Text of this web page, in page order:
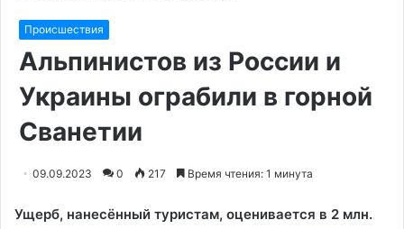
Происшествия
Альпинистов из России и
Украины ограбили в горной
Сванетии
09.09.2023 0 217 Время чтения: 1 минута
Ущерб, нанесённый туристам, оценивается в 2 млн.